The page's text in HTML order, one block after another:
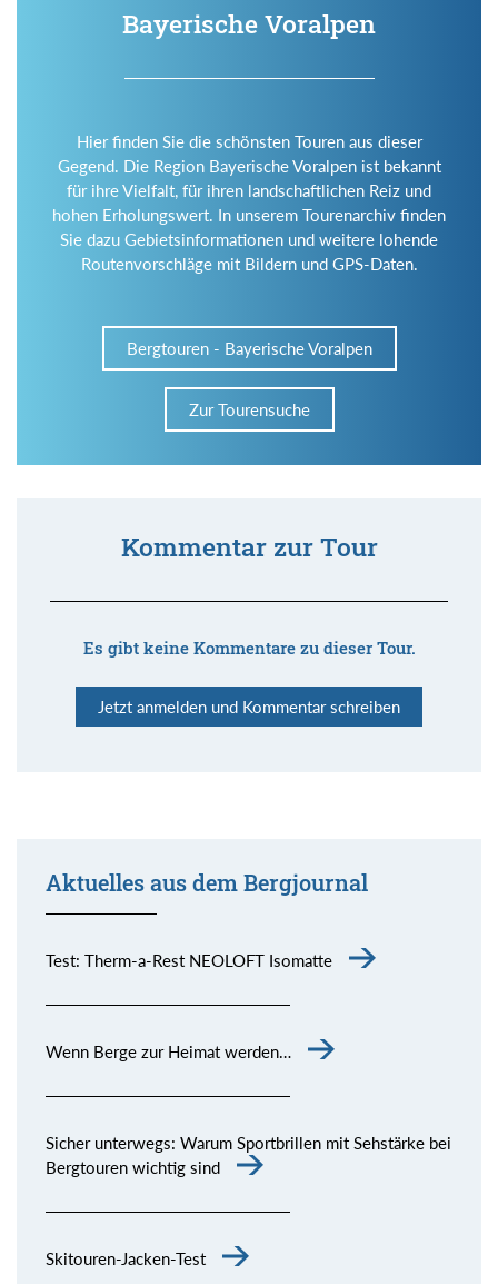
Bayerische Voralpen
Hier finden Sie die schönsten Touren aus dieser
Gegend. Die Region Bayerische Voralpen ist bekannt
für ihre Vielfalt, für ihren landschaftlichen Reiz und
hohen Erholungswert. In unserem Tourenarchiv finden
Sie dazu Gebietsinformationen und weitere lohende
Routenvorschläge mit Bildern und GPS-Daten.
Bergtouren - Bayerische Voralpen
Zur Tourensuche
Kommentar zur Tour
Es gibt keine Kommentare zu dieser Tour.
Jetzt anmelden und Kommentar schreiben
Aktuelles aus dem Bergjournal
Test: Therm-a-Rest NEOLOFT Isomatte
Wenn Berge zur Heimat werden…
Sicher unterwegs: Warum Sportbrillen mit Sehstärke bei
Bergtouren wichtig sind
Skitouren-Jacken-Test